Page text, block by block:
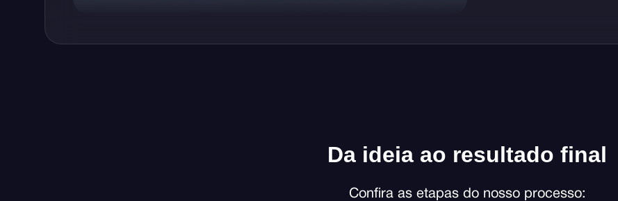
Da ideia ao resultado final
Confira as etapas do nosso processo: